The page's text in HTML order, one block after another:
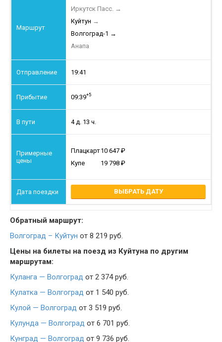
Иркутск Пасс. →
Куйтун →
Волгоград-1 →
Анапа
19:41
09:39+5
4 д. 13 ч.
Плацкарт10 647
Купе
19 798
ВЫБРАТЬ ДАТУ
Обратный маршрут:
Волгоград – Куйтун от 8 219 руб.
Цены на билеты на поезд из Куйтуна по другим
маршрутам:
Куланга — Волгоград от 2 374 руб.
Кулатка — Волгоград от 1 540 руб.
Кулой — Волгоград от 3 519 руб.
Кулунда — Волгоград от 6 701 руб.
Кунград — Волгоград от 9 736 руб.